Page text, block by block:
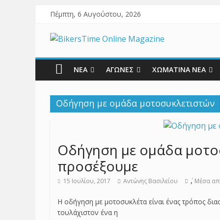
Πέμπτη, 6 Αυγούστου, 2026
ΝΕΑ ΑΓΩΝΕΣ ΧΩΜΑΤΙΝΑ ΝΕΑ
Οδήγηση με ομάδα μοτοσυκλετιστών
Οδήγηση με ομάδα
προσέξουμε
15 Ιουλίου, 2017 Αντώνης Βασιλείου , Μέσα
Η οδήγηση με μοτοσυκλέτα είναι ένας τρόπος
τουλάχιστον ένα η